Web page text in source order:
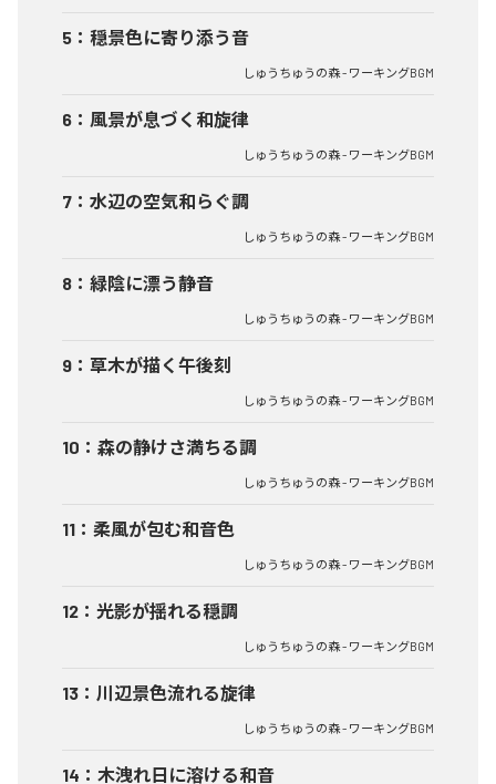
5 ： 穏景色に寄り添う音
しゅうちゅうの森 - ワーキングBGM
6 ： 風景が息づく和旋律
しゅうちゅうの森 - ワーキングBGM
7 ： 水辺の空気和らぐ調
しゅうちゅうの森 - ワーキングBGM
8 ： 緑陰に漂う静音
しゅうちゅうの森 - ワーキングBGM
9 ： 草木が描く午後刻
しゅうちゅうの森 - ワーキングBGM
10 ： 森の静けさ満ちる調
しゅうちゅうの森 - ワーキングBGM
11 ： 柔風が包む和音色
しゅうちゅうの森 - ワーキングBGM
12 ： 光影が揺れる穏調
しゅうちゅうの森 - ワーキングBGM
13 ： 川辺景色流れる旋律
しゅうちゅうの森 - ワーキングBGM
14 ： 木洩れ日に溶ける和音